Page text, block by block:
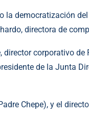
la democratización
directora de
corporativo
de la Junta
Chepe), y el